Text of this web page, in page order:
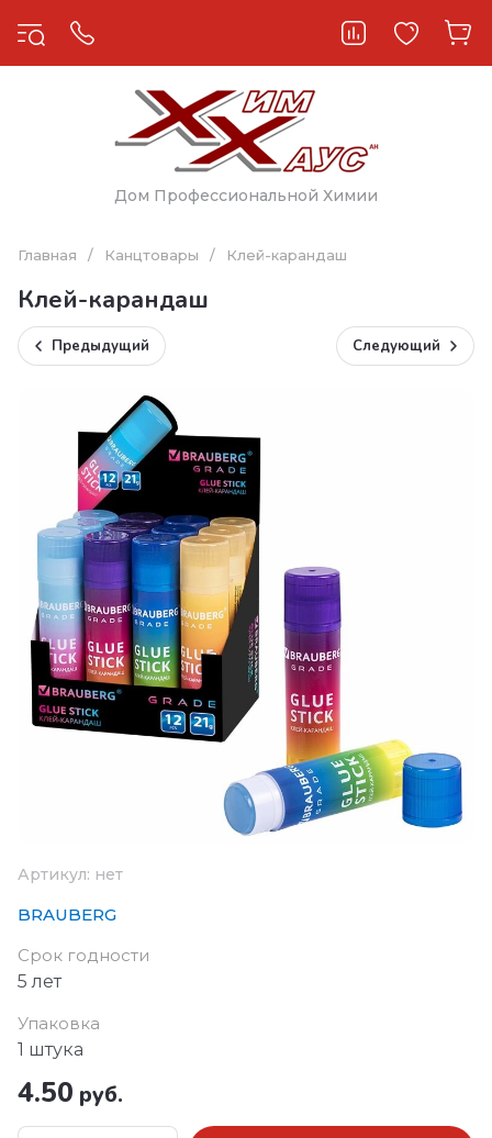
Дом Профессиональной Химии
Главная / Канцтовары / Клей-карандаш
Клей-карандаш
Предыдущий Следующий
Артикул: нет
BRAUBERG
Срок годности
5 лет
Упаковка
1 штука
4.50 руб.